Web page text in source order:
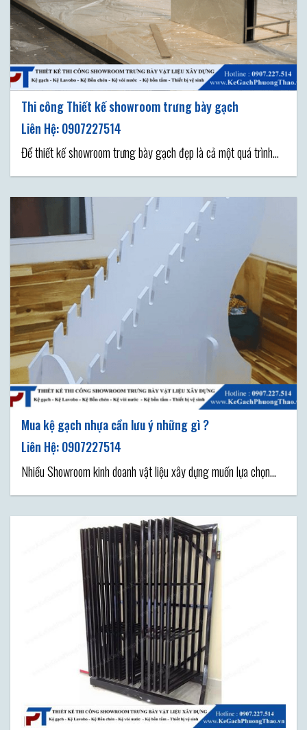
Thi công Thiết kế showroom trưng bày gạch
Để thiết kế showroom trưng bày gạch đẹp là cả một quá trình
lên ý
Mua kệ gạch nhựa cần lưu ý những gì ?
Nhiều Showroom kinh doanh vật liệu xây dựng muốn lựa chọn